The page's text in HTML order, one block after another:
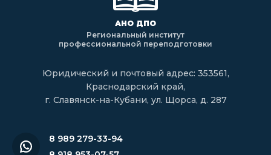
АНО ДПО
Региональный институт
профессиональной переподготовки
Юридический и почтовый адрес: 353561,
Краснодарский край,
г. Славянск-на-Кубани, ул. Щорса, д. 287
8 989 279-33-94